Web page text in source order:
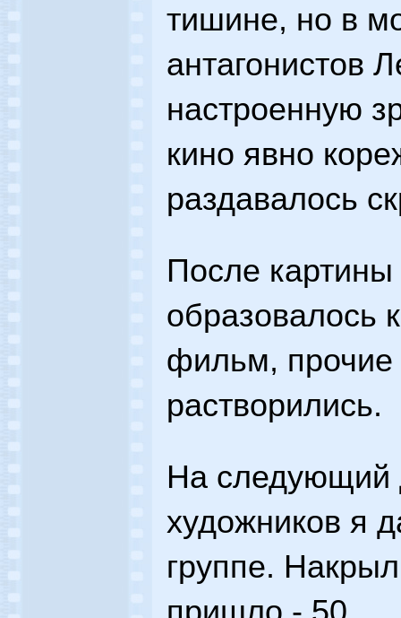
тишине, но в
антагонистов
настроенную
кино явно
раздавалось
После картины
образовалось
фильм, прочие
растворились.
На следующий
художников я
группе.